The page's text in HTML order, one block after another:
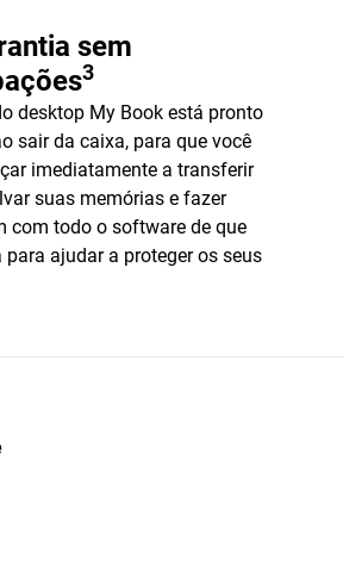
sem
3
desktop My Book está pronto
sair da caixa, para que você
imediatamente a transferir
suas memórias e fazer
com todo o software de que
para ajudar a proteger os seus